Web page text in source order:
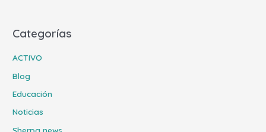
Categorías
ACTIVO
Blog
Educación
Noticias
Sherpa news